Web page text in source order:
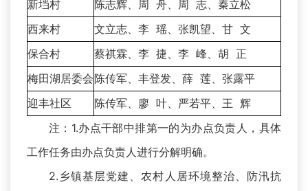
新垱村
陈志辉、周 舟、周 志、秦立松
西来村
文立志、李 瑶、张凯望、甘 文
保合村
蔡祺霖、李 捷、李 峰、胡 正
梅田湖居委会陈传军、丰登发、薛 莲、张露平
迎丰社区
陈传军、廖 叶、严若平、王 辉
注：1.办点干部中排第一的为办点负责人，具体
工作任务由办点负责人进行分解明确。
2.乡镇基层党建、农村人居环境整治、防汛抗